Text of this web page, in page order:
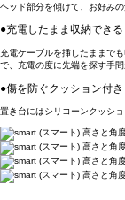
ヘッド部分を傾けて、お好み
●充電したまま収納できる
充電ケーブルを挿したままで
で、充電の度に先端を探す手間
●傷を防ぐクッション付き
置き台にはシリコーンクッシ